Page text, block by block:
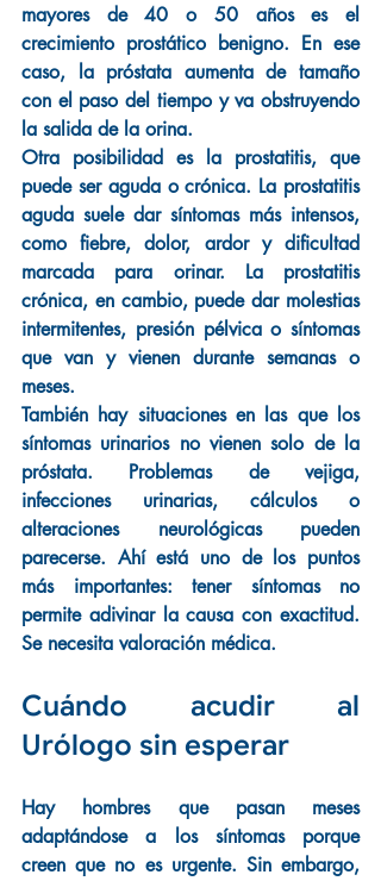
mayores de 40 o 50 años es el
crecimiento prostático benigno. En ese
caso, la próstata aumenta de tamaño
con el paso del tiempo y va obstruyendo
la salida de la orina.
Otra posibilidad es la prostatitis, que
puede ser aguda o crónica. La prostatitis
aguda suele dar síntomas más intensos,
como fiebre, dolor, ardor y dificultad
marcada para orinar. La prostatitis
crónica, en cambio, puede dar molestias
intermitentes, presión pélvica o síntomas
que van y vienen durante semanas o
meses.
También hay situaciones en las que los
síntomas urinarios no vienen solo de la
próstata. Problemas de vejiga,
infecciones urinarias, cálculos o
alteraciones neurológicas pueden
parecerse. Ahí está uno de los puntos
más importantes: tener síntomas no
permite adivinar la causa con exactitud.
Se necesita valoración médica.
Cuándo acudir al
Urólogo sin esperar
Hay hombres que pasan meses
adaptándose a los síntomas porque
creen que no es urgente. Sin embargo,